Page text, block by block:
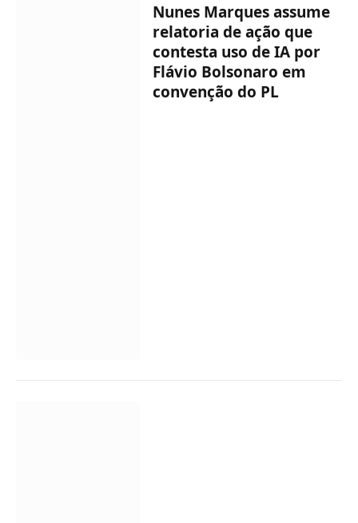
Nunes Marques assume
relatoria de ação que
contesta uso de IA por
Flávio Bolsonaro em
convenção do PL